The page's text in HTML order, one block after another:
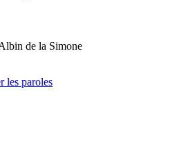
de la Simone
les paroles